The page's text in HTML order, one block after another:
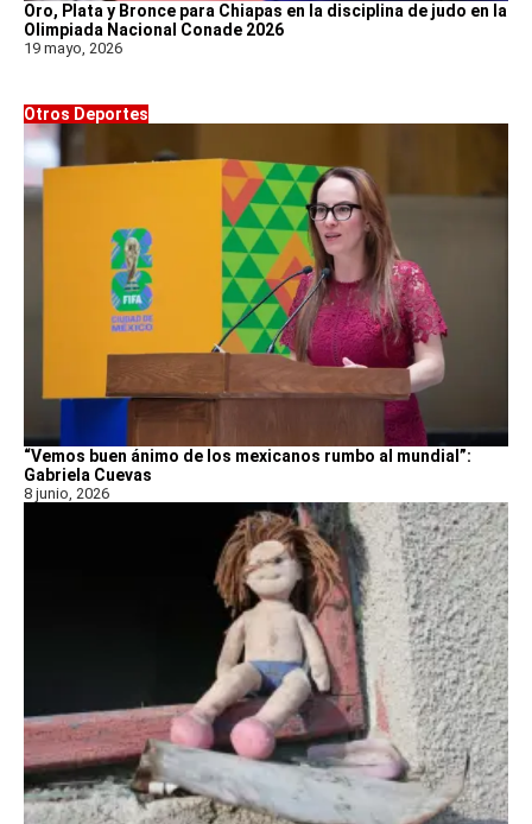
Oro, Plata y Bronce para Chiapas en la disciplina de judo en la
Olimpiada Nacional Conade 2026
19 mayo, 2026
Otros Deportes
“Vemos buen ánimo de los mexicanos rumbo al mundial”:
Gabriela Cuevas
8 junio, 2026